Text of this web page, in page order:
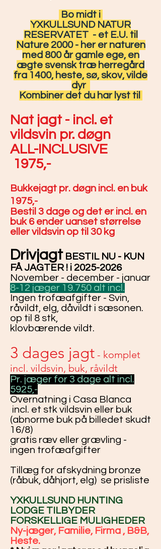
Bo midt i
YXKULLSUND NATUR
RESERVATET - et E.U. til
Nature 2000 - her er naturen
med 800 år gamle ege, en
ægte svensk træ herregård
fra 1400, heste, sø, skov, vilde
dyr
Kombiner det du har lyst til
Nat jagt - incl. et
vildsvin pr. døgn
ALL-INCLUSIVE
1975,-
Bukkejagt pr. døgn incl. en buk
1975,-
Bestil 3 dage og det er incl. en
buk 6 ender uanset størrelse
eller vildsvin op til 30 kg
Drivjagt BESTIL NU - KUN
FÅ JAGTER ! i 2025-2026
November - december - januar
8-12 jæger 19.750 alt incl.
Ingen trofæafgifter - Svin,
råvildt, elg, dåvildt i sæsonen.
op til 8 stk,
klovbærende vildt.
3 dages jagt - komplet
incl. vildsvin, buk, råvildt
Pr. jæger for 3 dage alt incl.
5925,-
Overnatning i Casa Blanca
incl. et stk vildsvin eller buk
(abnorme buk på billedet skudt
16/8)
gratis ræv eller grævling -
ingen trofæafgifter
Tillæg for afskydning bronze
(råbuk, dåhjort, elg) se prisliste
YXKULLSUND HUNTING
LODGE TILBYDER
FORSKELLIGE MULIGHEDER
Ny-jæger, Familie, Firma , B&B,
Heste.